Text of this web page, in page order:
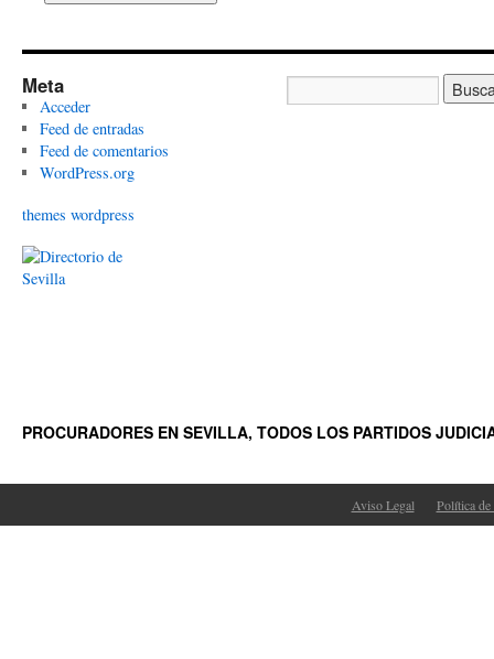
Meta
Acceder
Feed de entradas
Feed de comentarios
WordPress.org
themes wordpress
PROCURADORES EN SEVILLA, TODOS LOS PARTIDOS
Aviso Legal Política